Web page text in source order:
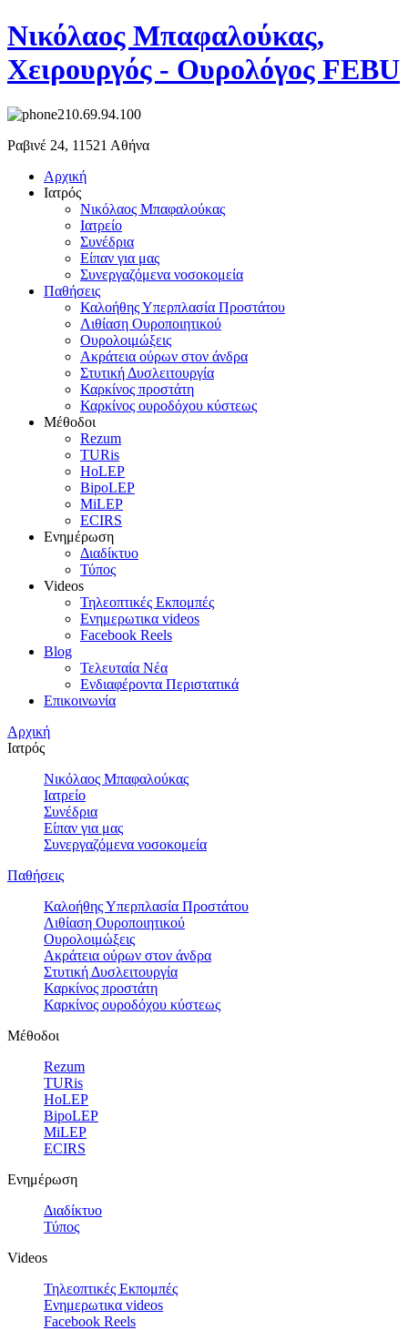
Νικόλαος Μπαφαλούκας,
Χειρουργός - Ουρολόγος FEBU
210.69.94.100
Ραβινέ 24, 11521 Αθήνα
Αρχική
Ιατρός
Νικόλαος Μπαφαλούκας
Ιατρείο
Συνέδρια
Είπαν για μας
Συνεργαζόμενα νοσοκομεία
Παθήσεις
Καλοήθης Υπερπλασία Προστάτου
Λιθίαση Ουροποιητικού
Ουρολοιμώξεις
Ακράτεια ούρων στον άνδρα
Στυτική Δυσλειτουργία
Καρκίνος προστάτη
Καρκίνος ουροδόχου κύστεως
Μέθοδοι
Rezum
TURis
HoLEP
BipoLEP
MiLEP
ECIRS
Ενημέρωση
Διαδίκτυο
Τύπος
Videos
Τηλεοπτικές Εκπομπές
Ενημερωτικα videos
Facebook Reels
Blog
Τελευταία Νέα
Ενδιαφέροντα Περιστατικά
Επικοινωνία
Αρχική
Ιατρός
Νικόλαος Μπαφαλούκας
Ιατρείο
Συνέδρια
Είπαν για μας
Συνεργαζόμενα νοσοκομεία
Παθήσεις
Καλοήθης Υπερπλασία Προστάτου
Λιθίαση Ουροποιητικού
Ουρολοιμώξεις
Ακράτεια ούρων στον άνδρα
Στυτική Δυσλειτουργία
Καρκίνος προστάτη
Καρκίνος ουροδόχου κύστεως
Μέθοδοι
Rezum
TURis
HoLEP
BipoLEP
MiLEP
ECIRS
Ενημέρωση
Διαδίκτυο
Τύπος
Videos
Τηλεοπτικές Εκπομπές
Ενημερωτικα videos
Facebook Reels